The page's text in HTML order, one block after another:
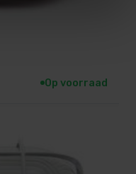
Op voorraad